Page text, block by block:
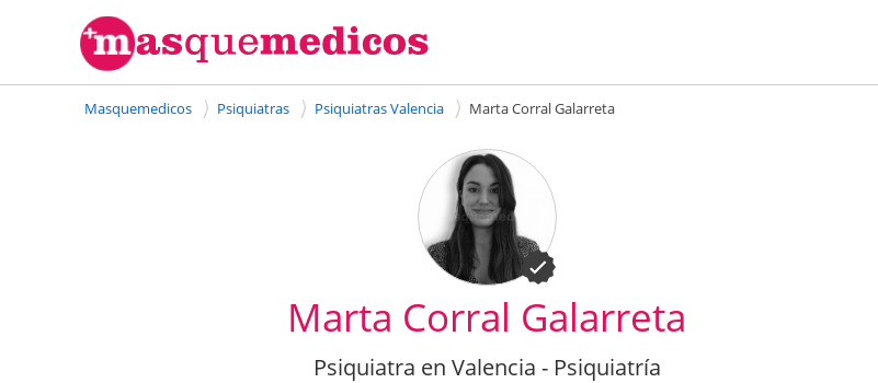
Masquemedicos Psiquiatras Psiquiatras Valencia Marta Corral Galarreta
Marta Corral Galarreta
Psiquiatra en Valencia - Psiquiatría